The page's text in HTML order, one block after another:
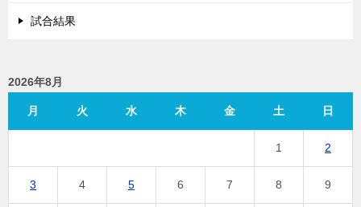
試合結果
2026年8月
月 火 水 木 金 土 日
1 2
3 4 5 6 7 8 9